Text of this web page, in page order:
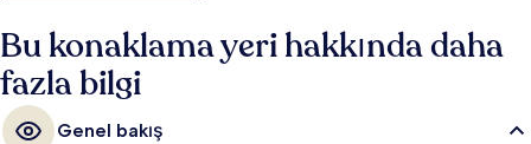
Bu konaklama yeri hakkında daha
fazla bilgi
Genel bakış